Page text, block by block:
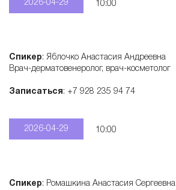
2026-04-29 10:00
Спикер: Яблочко Анастасия Андреевна
Врач-дерматовенеролог, врач-косметолог
Записаться: +7 928 235 94 74
2026-04-29 10:00
Спикер: Ромашкина Анастасия Сергеевна